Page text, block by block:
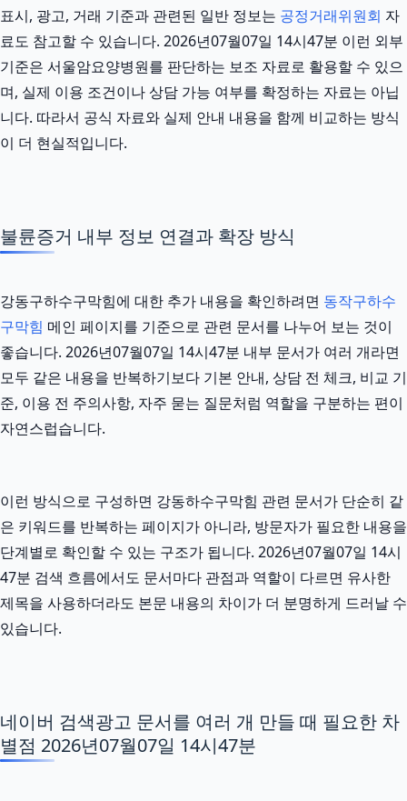
표시, 광고, 거래 기준과 관련된 일반 정보는 공정거래위원회 자
료도 참고할 수 있습니다. 2026년07월07일 14시47분 이런 외부
기준은 서울암요양병원를 판단하는 보조 자료로 활용할 수 있으
며, 실제 이용 조건이나 상담 가능 여부를 확정하는 자료는 아닙
니다. 따라서 공식 자료와 실제 안내 내용을 함께 비교하는 방식
이 더 현실적입니다.
불륜증거 내부 정보 연결과 확장 방식
강동구하수구막힘에 대한 추가 내용을 확인하려면 동작구하수
구막힘 메인 페이지를 기준으로 관련 문서를 나누어 보는 것이
좋습니다. 2026년07월07일 14시47분 내부 문서가 여러 개라면
모두 같은 내용을 반복하기보다 기본 안내, 상담 전 체크, 비교 기
준, 이용 전 주의사항, 자주 묻는 질문처럼 역할을 구분하는 편이
자연스럽습니다.
이런 방식으로 구성하면 강동하수구막힘 관련 문서가 단순히 같
은 키워드를 반복하는 페이지가 아니라, 방문자가 필요한 내용을
단계별로 확인할 수 있는 구조가 됩니다. 2026년07월07일 14시
47분 검색 흐름에서도 문서마다 관점과 역할이 다르면 유사한
제목을 사용하더라도 본문 내용의 차이가 더 분명하게 드러날 수
있습니다.
네이버 검색광고 문서를 여러 개 만들 때 필요한 차
별점 2026년07월07일 14시47분